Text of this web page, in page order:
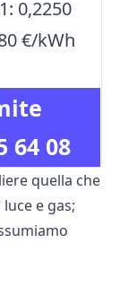
64 08
0,2250
€/kWh
quella che
e gas;